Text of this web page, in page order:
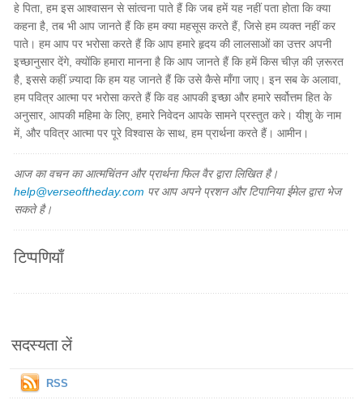
हे पिता, हम इस आश्वासन से सांत्वना पाते हैं कि जब हमें यह नहीं पता होता कि क्या
कहना है, तब भी आप जानते हैं कि हम क्या महसूस करते हैं, जिसे हम व्यक्त नहीं कर
पाते। हम आप पर भरोसा करते हैं कि आप हमारे हृदय की लालसाओं का उत्तर अपनी
इच्छानुसार देंगे, क्योंकि हमारा मानना है कि आप जानते हैं कि हमें किस चीज़ की ज़रूरत
है, इससे कहीं ज़्यादा कि हम यह जानते हैं कि उसे कैसे माँगा जाए। इन सब के अलावा,
हम पवित्र आत्मा पर भरोसा करते हैं कि वह आपकी इच्छा और हमारे सर्वोत्तम हित के
अनुसार, आपकी महिमा के लिए, हमारे निवेदन आपके सामने प्रस्तुत करे। यीशु के नाम
में, और पवित्र आत्मा पर पूरे विश्वास के साथ, हम प्रार्थना करते हैं। आमीन।
आज का वचन का आत्मचिंतन और प्रार्थना फिल वैर द्वारा लिखित है।
help@verseoftheday.com पर आप अपने प्रशन और टिपानिया ईमेल द्वारा भेज
सकते है।
टिप्पणियाँ
सदस्यता लें
RSS